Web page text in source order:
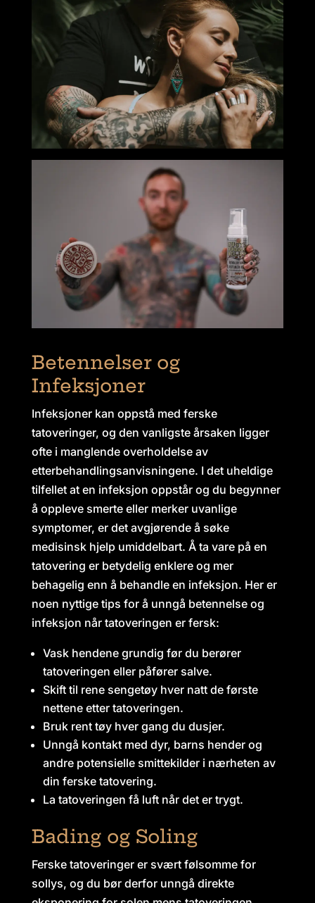
Betennelser og
Infeksjoner
Infeksjoner kan oppstå med ferske
tatoveringer, og den vanligste årsaken ligger
ofte i manglende overholdelse av
etterbehandlingsanvisningene. I det uheldige
tilfellet at en infeksjon oppstår og du begynner
å oppleve smerte eller merker uvanlige
symptomer, er det avgjørende å søke
medisinsk hjelp umiddelbart. Å ta vare på en
tatovering er betydelig enklere og mer
behagelig enn å behandle en infeksjon. Her er
noen nyttige tips for å unngå betennelse og
infeksjon når tatoveringen er fersk:
Vask hendene grundig før du berører
tatoveringen eller påfører salve.
Skift til rene sengetøy hver natt de første
nettene etter tatoveringen.
Bruk rent tøy hver gang du dusjer.
Unngå kontakt med dyr, barns hender og
andre potensielle smittekilder i nærheten av
din ferske tatovering.
La tatoveringen få luft når det er trygt.
Bading og Soling
Ferske tatoveringer er svært følsomme for
sollys, og du bør derfor unngå direkte